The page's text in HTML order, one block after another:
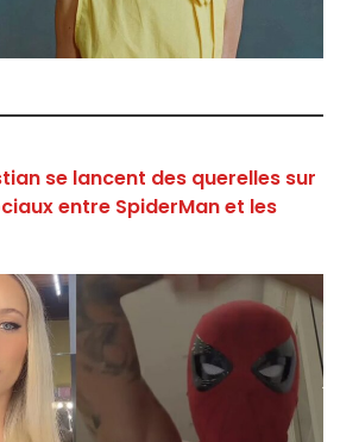
se lancent des querelles sur
entre SpiderMan et les